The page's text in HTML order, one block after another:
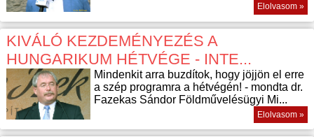
Elolvasom »
KIVÁLÓ KEZDEMÉNYEZÉS A
HUNGARIKUM HÉTVÉGE - INTE...
Mindenkit arra buzdítok, hogy jöjjön el erre
a szép programra a hétvégén! - mondta dr.
Fazekas Sándor Földművelésügyi Mi...
Elolvasom »